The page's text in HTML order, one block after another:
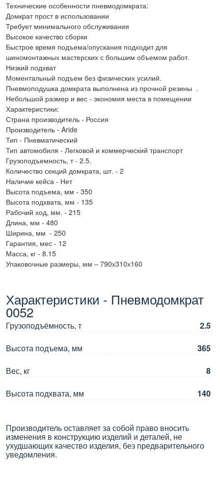
Технические особенности пневмодомкрата:
Домкрат прост в использовании
Требует минимального обслуживания
Высокое качество сборки
Быстрое время подъема/опускания подходит для
шиномонтажных мастерских с большим объемом работ.
Низкий подхват
Моментальный подъем без физических усилий.
Пневмоподушка домкрата выполнена из прочной резины .
Небольшой размер и вес - экономия места в помещении
Характеристики:
Страна производитель - Россия
Производитель - Aride
Тип - Пневматический
Тип автомобиля - Легковой и коммерческий транспорт
Грузоподъемность, т - 2.5.
Количество секций домкрата, шт. - 2
Наличие кейса - Нет
Высота подъема, мм - 350
Высота подхвата, мм - 135
Рабочий ход, мм. - 215
Длина, мм - 480
Ширина, мм - 250
Гарантия, мес - 12
Масса, кг - 8.15
Упаковочные размеры, мм – 790х310х160
Характеристики - Пневмодомкрат
0052
Грузоподъёмность, т
2.5
Высота подъема, мм
365
Вес, кг
8
Высота подхвата, мм
140
Производитель оставляет за собой право вносить
изменения в конструкцию изделий и деталей, не
ухудшающих качество изделия, без предварительного
уведомления.